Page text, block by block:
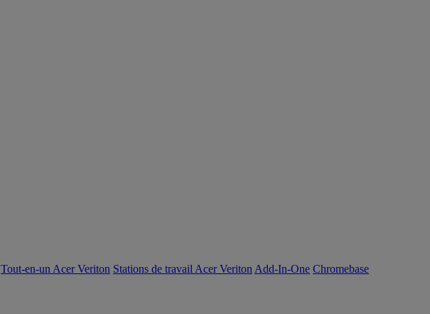
Tout-en-un Acer Veriton Stations de travail Acer Veriton Add-In-One Chromebase